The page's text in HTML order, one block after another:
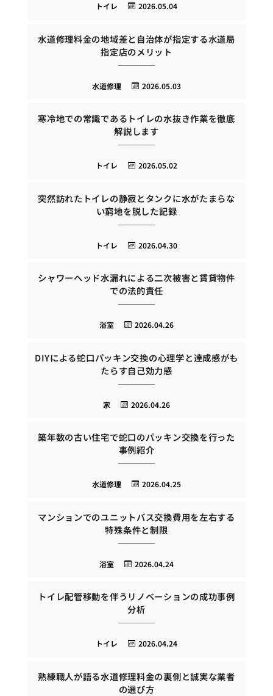
2026.05.04
トイレ
水道修理料金の地域差と自治体が指定する水道局
指定店のメリット
2026.05.03
水道修理
寒冷地での常識であるトイレの水抜き作業を徹底
解説します
2026.05.02
トイレ
突然訪れたトイレの静寂とタンクに水がたまらな
い窮地を脱した記録
2026.04.30
トイレ
シャワーヘッド水漏れによる二次被害と賃貸物件
での法的責任
2026.04.26
浴室
DIYによる蛇口パッキン交換の心理学と達成感がも
たらす自己効力感
2026.04.26
家
築年数の古い住宅で蛇口のパッキン交換を行った
事例紹介
2026.04.25
水道修理
マンションでのユニットバス交換費用を左右する
特殊条件と制限
2026.04.24
浴室
トイレ配管移動を伴うリノベーションの成功事例
分析
2026.04.24
トイレ
熟練職人が語る水道修理料金の裏側と誠実な業者
の選び方